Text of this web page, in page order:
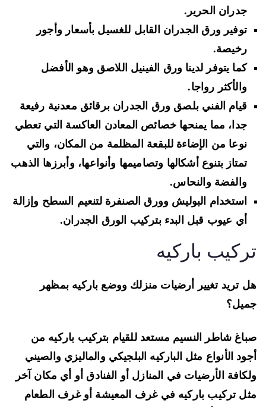
جدران الحرير.
توفير ورق الجدران القابل للغسيل بأسعار وأجور
رخيصة.
كما يتوفر لدينا ورق الفينيل اللاصق وهو الأفضل
والأكثر رواجا.
قيام الفني بلصق ورق الجدران برقائق معدنية رفيعة
جدا، مما يمنحها خصائص المعادن العاكسة التي تعطي
نوعا من الإضاءة للبقعة المظلمة من المكان، والتي
تمتاز بتنوع أشكالها وتصاميمها وأنواعها، وأبرزها الذهب
والفضة والنحاس.
استخدام البوليش وورق الصنفرة لتنعيم السطح وإزالة
أي عيوب قبل البدء بتركيب الورق الجدران.
باركيه
تريد تغيير أرضيات منزلك ووضع باركيه بمظهر
شاطر النسيم مستعد للقيام بتركيب باركيه من
الأنواع مثل الباركيه البلجيكي والماليزي والصيني
الأرضيات في المنازل أو الفنادق أو أي مكان آخر
تركيب باركيه في غرف المعيشة أو غرف الطعام